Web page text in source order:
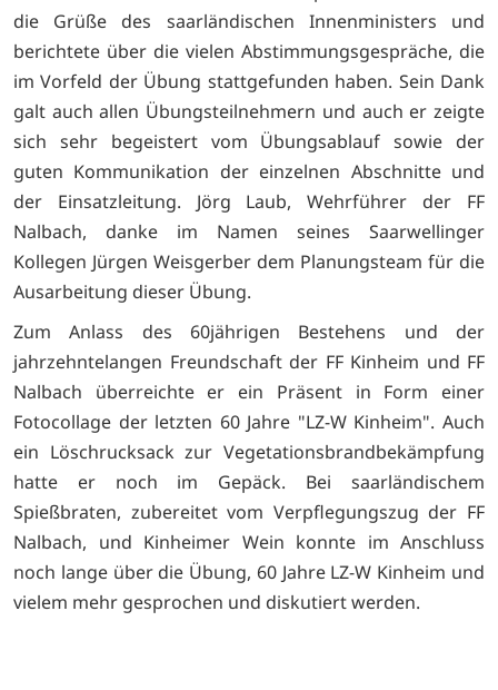
die Grüße des saarländischen Innenministers und
berichtete über die vielen Abstimmungsgespräche, die
im Vorfeld der Übung stattgefunden haben. Sein Dank
galt auch allen Übungsteilnehmern und auch er zeigte
sich sehr begeistert vom Übungsablauf sowie der
guten Kommunikation der einzelnen Abschnitte und
der Einsatzleitung. Jörg Laub, Wehrführer der FF
Nalbach, danke im Namen seines Saarwellinger
Kollegen Jürgen Weisgerber dem Planungsteam für die
Ausarbeitung dieser Übung.
Zum Anlass des 60jährigen Bestehens und der
jahrzehntelangen Freundschaft der FF Kinheim und FF
Nalbach überreichte er ein Präsent in Form einer
Fotocollage der letzten 60 Jahre "LZ-W Kinheim". Auch
ein Löschrucksack zur Vegetationsbrandbekämpfung
hatte er noch im Gepäck. Bei saarländischem
Spießbraten, zubereitet vom Verpflegungszug der FF
Nalbach, und Kinheimer Wein konnte im Anschluss
noch lange über die Übung, 60 Jahre LZ-W Kinheim und
vielem mehr gesprochen und diskutiert werden.